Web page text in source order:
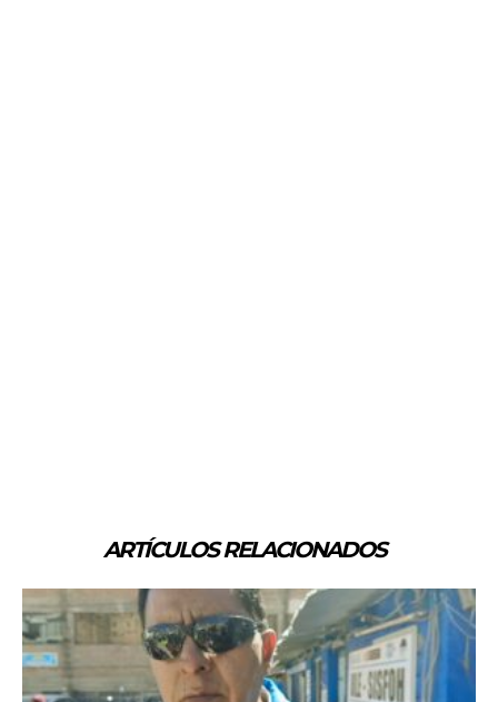
ARTÍCULOS RELACIONADOS